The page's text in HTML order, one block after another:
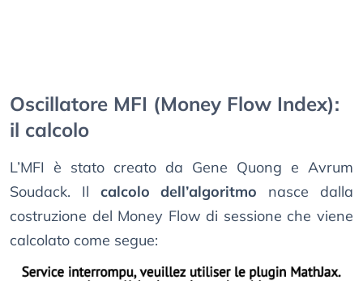
Oscillatore MFI (Money Flow Index):
il calcolo
L’MFI è stato creato da Gene Quong e Avrum
Soudack. Il calcolo dell’algoritmo nasce dalla
costruzione del Money Flow di sessione che viene
calcolato come segue: